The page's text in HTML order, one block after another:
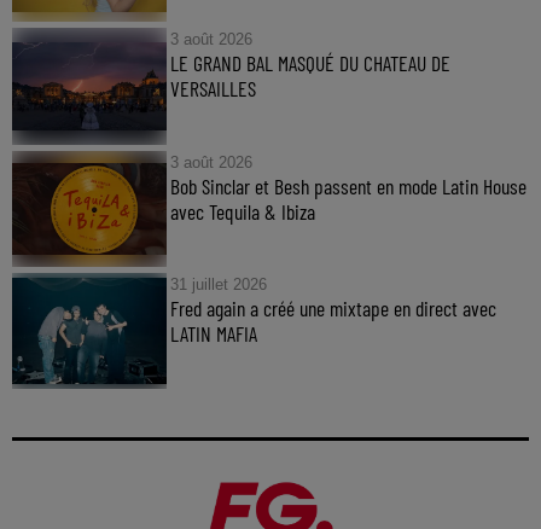
3 août 2026
LE GRAND BAL MASQUÉ DU CHATEAU DE
VERSAILLES
3 août 2026
Bob Sinclar et Besh passent en mode Latin House
avec Tequila & Ibiza
31 juillet 2026
Fred again a créé une mixtape en direct avec
LATIN MAFIA